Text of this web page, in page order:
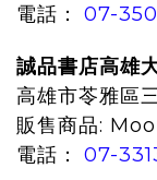
電話：
07-
誠品書店高雄
高雄市苓雅區
販售商品:
電話：
07-